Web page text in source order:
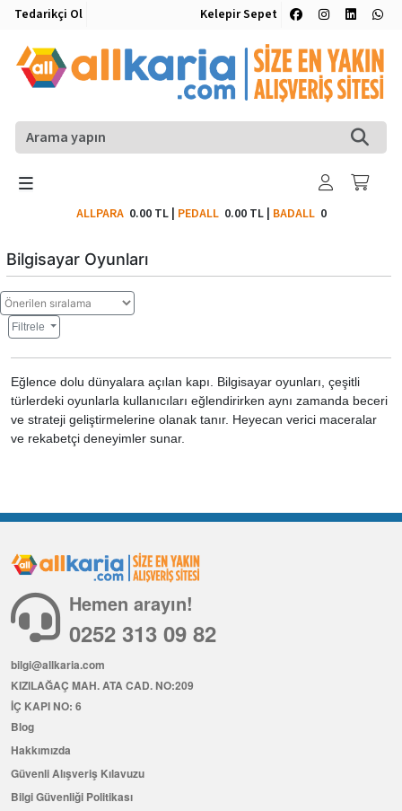
Tedarikçi Ol Kelepir Sepet
ALLPARA 0.00 TL| PEDALL 0.00 TL| BADALL0
Bilgisayar Oyunları
Filtrele
Eğlence dolu dünyalara açılan kapı. Bilgisayar oyunları, çeşitli
türlerdeki oyunlarla kullanıcıları eğlendirirken aynı zamanda beceri
ve strateji geliştirmelerine olanak tanır. Heyecan verici maceralar
ve rekabetçi deneyimler sunar.
Hemen arayın!
0252 313 09 82
bilgi@allkaria.com
KIZILAĞAÇ MAH. ATA CAD. NO:209
İÇ KAPI NO: 6
Blog
Hakkımızda
Güvenli Alışveriş Kılavuzu
Bilgi Güvenliği Politikası